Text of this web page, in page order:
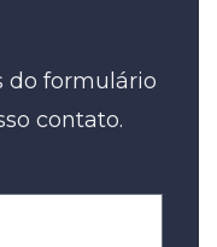
do formulário
contato.